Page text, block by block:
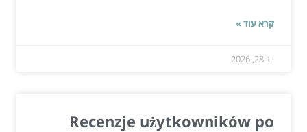
קרא עוד »
יונ 28, 2026
Recenzje użytkowników po